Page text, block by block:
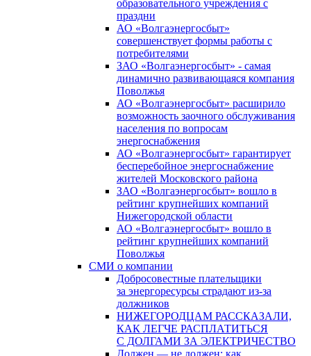
образовательного учреждения с
праздни
АО «Волгаэнергосбыт»
совершенствует формы работы с
потребителями
ЗАО «Волгаэнергосбыт» - самая
динамично развивающаяся компания
Поволжья
АО «Волгаэнергосбыт» расширило
возможность заочного обслуживания
населения по вопросам
энергоснабжения
АО «Волгаэнергосбыт» гарантирует
бесперебойное энергоснабжение
жителей Московского района
ЗАО «Волгаэнергосбыт» вошло в
рейтинг крупнейших компаний
Нижегородской области
АО «Волгаэнергосбыт» вошло в
рейтинг крупнейших компаний
Поволжья
СМИ о компании
Добросовестные плательщики
за энергоресурсы страдают из-за
должников
НИЖЕГОРОДЦАМ РАССКАЗАЛИ,
КАК ЛЕГЧЕ РАСПЛАТИТЬСЯ
С ДОЛГАМИ ЗА ЭЛЕКТРИЧЕСТВО